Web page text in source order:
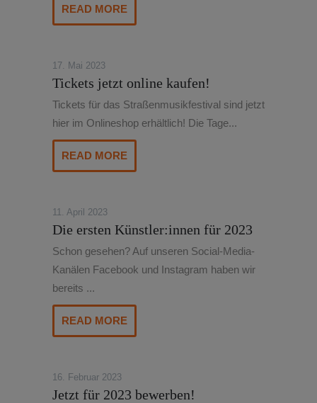
READ MORE
17. Mai 2023
Tickets jetzt online kaufen!
Tickets für das Straßenmusikfestival sind jetzt
hier im Onlineshop erhältlich! Die Tage...
READ MORE
11. April 2023
Die ersten Künstler:innen für 2023
Schon gesehen? Auf unseren Social-Media-
Kanälen Facebook und Instagram haben wir
bereits ...
READ MORE
16. Februar 2023
Jetzt für 2023 bewerben!